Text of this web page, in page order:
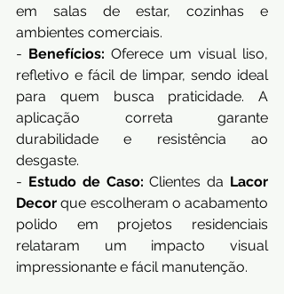
em salas de estar, cozinhas e
ambientes comerciais.
- Benefícios: Oferece um visual liso,
refletivo e fácil de limpar, sendo ideal
para quem busca praticidade. A
aplicação correta garante
durabilidade e resistência ao
desgaste.
- Estudo de Caso: Clientes da Lacor
Decor que escolheram o acabamento
polido em projetos residenciais
relataram um impacto visual
impressionante e fácil manutenção.